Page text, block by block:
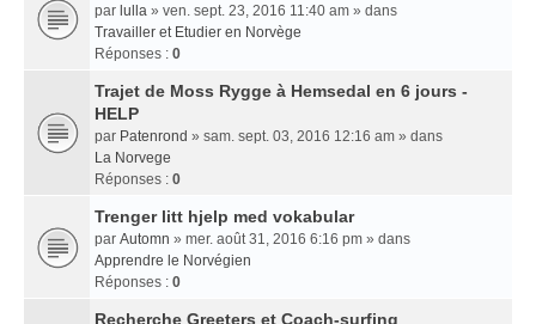
par lulla » ven. sept. 23, 2016 11:40 am » dans
Travailler et Etudier en Norvège
Réponses : 0
Trajet de Moss Rygge à Hemsedal en 6 jours -
HELP
par Patenrond » sam. sept. 03, 2016 12:16 am » dans
La Norvege
Réponses : 0
Trenger litt hjelp med vokabular
par Automn » mer. août 31, 2016 6:16 pm » dans
Apprendre le Norvégien
Réponses : 0
Recherche Greeters et Coach-surfing